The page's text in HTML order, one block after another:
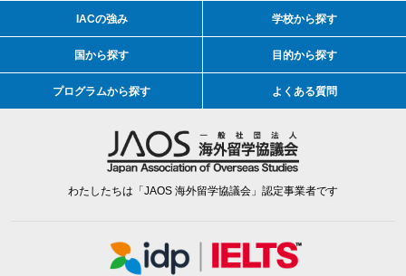
■個人情報の利用目的について
収集された個人情報は、次の目的の達成に必要な範囲で取り扱うものとし
・ご請求資料を送付するため
・マーケティングその他分析のため
・各種お問い合わせに対応するため
連情報、各種お知らせの伝達手段として利用する場合があります。
部への流出防止に努めます。また、外部からの不正アクセスまたは紛失、
IACの強み 学校から探す
国から探す 目的から探す
プログラムから探す よくある質問
わたしたちは「JAOS 海外留学協議会」認定事業者です